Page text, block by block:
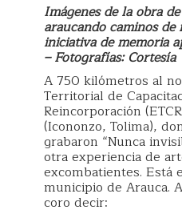
Imágenes de la obra
araucando caminos
iniciativa de memoria
– Fotografías: Cortesía
A 750 kilómetros al
Territorial de
Reincorporación
(Icononzo, Tolima),
grabaron “Nunca
otra experiencia de
excombatientes. Está
municipio de Arauca.
coro decir: